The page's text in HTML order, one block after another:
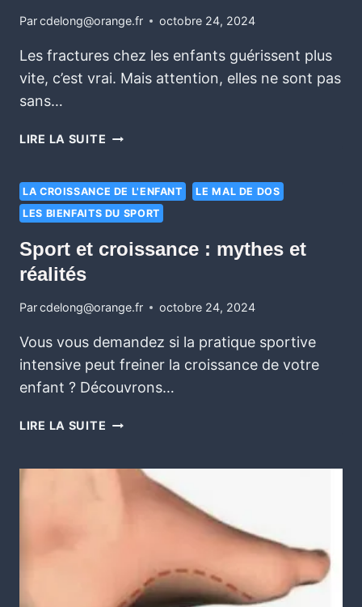
Parcdelong@orange.fr octobre 24, 2024
Les fractures chez les enfants guérissent plus
vite, c’est vrai. Mais attention, elles ne sont pas
sans…
LIRE LA SUITE
LA CROISSANCE DE L'ENFANT
LE MAL DE DOS
LES BIENFAITS DU SPORT
Sport et croissance : mythes et
réalités
Parcdelong@orange.fr octobre 24, 2024
Vous vous demandez si la pratique sportive
intensive peut freiner la croissance de votre
enfant ? Découvrons…
LIRE LA SUITE